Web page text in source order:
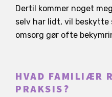
Dertil kommer noget
selv har lidt, vil beskytte
omsorg gør ofte
HVAD FAMILIÆR
PRAKSIS?